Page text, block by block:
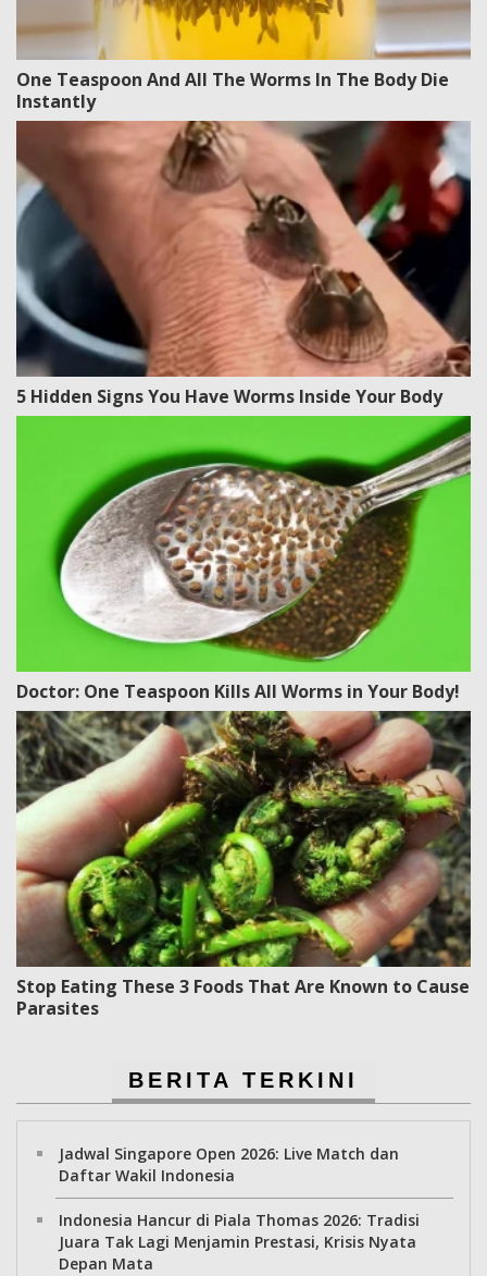
One Teaspoon And All The Worms In The Body Die
Instantly
5 Hidden Signs You Have Worms Inside Your Body
Doctor: One Teaspoon Kills All Worms in Your Body!
Stop Eating These 3 Foods That Are Known to Cause
Parasites
BERITA TERKINI
Jadwal Singapore Open 2026: Live Match dan
Daftar Wakil Indonesia
Indonesia Hancur di Piala Thomas 2026: Tradisi
Juara Tak Lagi Menjamin Prestasi, Krisis Nyata
Depan Mata